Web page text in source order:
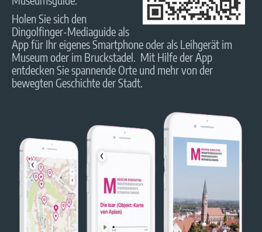
Holen Sie sich den
Dingolfinger-Mediaguide als
App für Ihr eigenes Smartphone oder als Leihgerät im
Museum oder im Bruckstadel. Mit Hilfe der App
entdecken Sie spannende Orte und mehr von der
bewegten Geschichte der Stadt.